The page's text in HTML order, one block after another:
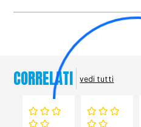
CORRELATI vedi tutti